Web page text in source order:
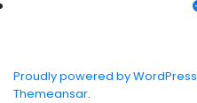
Proudly powered by WordPress
Themeansar.